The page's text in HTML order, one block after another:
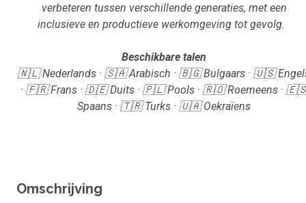
verbeteren tussen verschillende generaties, met een
inclusieve en productieve werkomgeving tot gevolg.
Beschikbare talen
🇳🇱 Nederlands · 🇸🇦 Arabisch · 🇧🇬 Bulgaars · 🇺🇸
· 🇫🇷 Frans · 🇩🇪 Duits · 🇵🇱 Pools · 🇷🇴 Roemeens ·
Spaans · 🇹🇷 Turks · 🇺🇦 Oekraïens
Omschrijving